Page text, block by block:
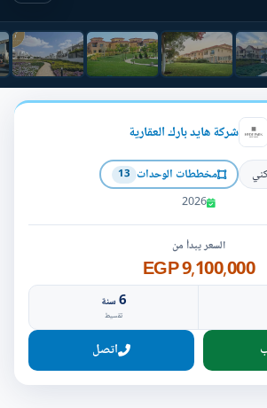
شركة هايد بارك العقارية
مخططات الوحدات 13
2026
السعر يبدأ من
9,100,000 EGP
6سنة
تقسيط
اتصل